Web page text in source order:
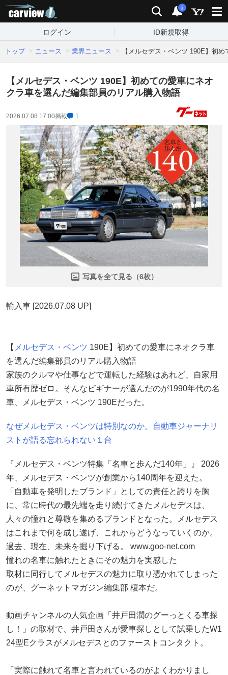
検索 通知
i
ログイン ID新規取得
トップ ニュース 業界ニュース 【メルセデス・ベンツ 190E】初
【メルセデス・ベンツ 190E】初めての愛車にネオ
クラ車を選んだ編集部員のリアル購入物語
2026.07.08 17:00掲載 1
写真を全て見る（6枚）
輸入車 [2026.07.08 UP]
【 メルセデス・ベンツ 190E】初めての愛車にネオクラ車
を選んだ編集部員のリアル購入物語
家族のクルマや仕事などで運転した経験はあれど、自家用
車所有歴ゼロ。そんなビギナーが選んだのが1990年代の名
車、メルセデス・ベンツ 190Eだった。
なぜメルセデス・ベンツは特別なのか。自動車ジャーナリ
ストが語る忘れられない１台
『メルセデス・ベンツ特集「名車と歩んだ140年」』 2026
年、メルセデス・ベンツが創業から140周年を迎えた。
「自動車を発明したブランド」としての責任と誇りを胸
に、常に時代の最先端を走り続けてきたメルセデスは、
人々の憧れと尊敬を集めるブランドとなった。メルセデス
はこれまで何を成し遂げ、これからどうなっていくのか。
過去、現在、未来を掘り下げる。 www.goo-net.com
憧れの名車に触れたときにその魅力を実感した
取材に同行してメルセデスの魅力に取り憑かれてしまった
のが、グーネットマガジン編集部 榎本だ。
動画チャンネルの人気企画「井戸田潤のグーっとくる車探
し！」の取材で、井戸田さんが愛車探しとして試乗したW1
24型Eクラスがメルセデスとのファーストコンタクト。
「実際に触れて名車と言われているのがよくわかりまし